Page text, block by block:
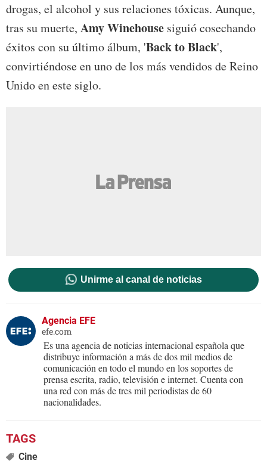
drogas, el alcohol y sus relaciones tóxicas. Aunque,
tras su muerte, Amy Winehouse siguió cosechando
éxitos con su último álbum, 'Back to Black',
convirtiéndose en uno de los más vendidos de Reino
Unido en este siglo.
Unirme al canal de noticias
Agencia EFE
efe.com
Es una agencia de noticias internacional española que
distribuye información a más de dos mil medios de
comunicación en todo el mundo en los soportes de
prensa escrita, radio, televisión e internet. Cuenta con
una red con más de tres mil periodistas de 60
nacionalidades.
Cine